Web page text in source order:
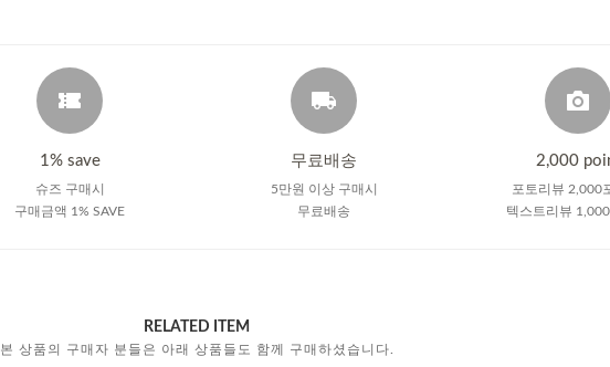
1% save
슈즈 구매시
구매금액 1% SAVE
무료배송
5만원 이상 구매시
무료배송
2,000
포토리뷰 2,000
텍스트리뷰
RELATED ITEM
본 상품의 구매자 분들은 아래 상품들도 함께 구매하셨습니다.